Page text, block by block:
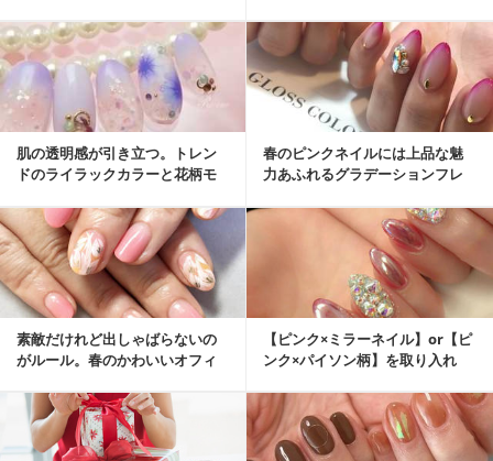
肌の透明感が引き立つ。トレン
ドのライラックカラーと花柄モ
春のピンクネイルには上品な魅
力あふれるグラデーションフレ
素敵だけれど出しゃばらないの
がルール。春のかわいいオフィ
【ピンク×ミラーネイル】or【ピ
ンク×パイソン柄】を取り入れ